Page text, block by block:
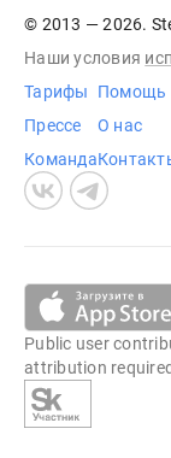
© 2013 — 2026.
Наши условия
Тарифы
Прессе
Команда
Помощь
О нас
Public user
attribution required